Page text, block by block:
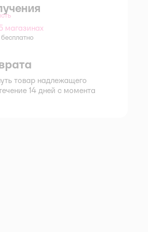
адреса доставки.
магазинах
товар надлежащего
14 дней с момента